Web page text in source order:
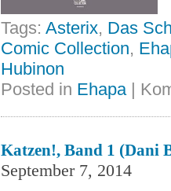
Tags: Asterix, Das
Comic Collection,
Hubinon
Posted in Ehapa|
Katzen!, Band 1 (dani
September 7, 2014